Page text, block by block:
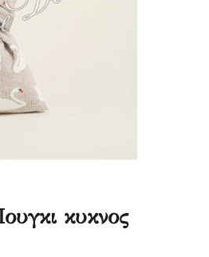
κυκνος